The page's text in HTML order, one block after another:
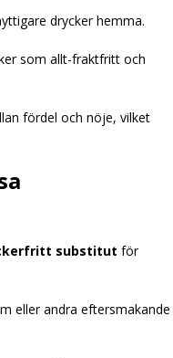
drycker hemma.
som allt-fraktfritt och
fördel och nöje, vilket
substitut för
eller andra eftersmakande